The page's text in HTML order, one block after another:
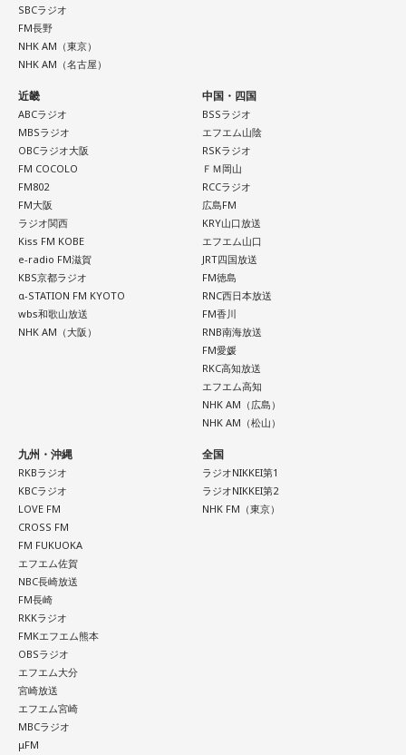
小林：また流行っちゃうからやめてくださいよ（笑）。
寺内：当時の「富くじ」についても聞いていいですか？ 神
社がくじを売って景品をあげていたんですか？
三輪田：いろんな方の安寧を願って、くじを引いてもらっ
て、それに通ずる授与品、縁起物を皆様に喜んでいただく、
といった形で行っていたと聞いております。
寺内：それが宝くじのルーツになったんだ。さらに、強運御
守まであったらそれは人気になるわ。
小林：ここで強運御守を買って、その年の色の何かを身につ
けて、銀座のよく出る場所みたいなとこ行ってね。
寺内：チャンスセンターね（笑）。
小林：他に芝大神宮さんの見どころはありますか？
三輪田：「衣服を増やす千木筥(ちぎばこ)」というものがある
のですが、社殿の屋根のサイドに飛び出している部分を「千
木」というんです。千木筥は当宮ならではのものなのです
が、千木の端材を使っているんです。
※社殿の屋根に造作された千木。
寺内：あの飾りみたいなやつですね。
三輪田：江戸時代、縁起物として江戸の商人が餅器(もちき)に
餅を入れて運ぶ習わしがあったのですが、それが千木筥で、
千を着るという「ちぎ」になぞらえまして「衣服が1000着増
えます」という、女性にとって衣服が増えることは「幸せに
●「 こぶくろさん 」 11時〜
スーパーやコンビニで百花繚乱の個包装、小袋入りのグルメ
をセレクション！
＜8月13日(木)のTOPICS＞
リサーチテーマは「夏のどうでもいい575」
今年の夏について、575にしたためてみませんか？
どうでもいいことでオーケー！
メールはanna@bayfm.co.jp でお待ちしています。
9時台はトレンド独自解説「ミラクルワード」
10時台は旬な食材を紹介する「ヤマサデイリーティップス」
お宅のにゃんこが登場する「11時のにゃんこ」もお楽しみ
miracle!!
BAYFM 午前中のワイドプログラム。月～木朝9時から！
毎日にシゲキとイロドリを！ANNAがキラキラの音楽と
おしゃべりをお届けしています。
毎週月～木曜日9:00～11:59
DJ：ANNA
mail:anna@bayfm.co.jp
X:＠BAYFM_miracle
SBCラジオ
FM長野
NHK AM（東京）
NHK AM（名古屋）
近畿
ABCラジオ
MBSラジオ
OBCラジオ大阪
FM COCOLO
FM802
FM大阪
ラジオ関西
Kiss FM KOBE
e-radio FM滋賀
KBS京都ラジオ
α-STATION FM KYOTO
wbs和歌山放送
NHK AM（大阪）
中国・四国
BSSラジオ
エフエム山陰
RSKラジオ
ＦＭ岡山
RCCラジオ
広島FM
KRY山口放送
エフエム山口
JRT四国放送
FM徳島
RNC西日本放送
FM香川
RNB南海放送
FM愛媛
RKC高知放送
エフエム高知
NHK AM（広島）
NHK AM（松山）
九州・沖縄
RKBラジオ
KBCラジオ
LOVE FM
CROSS FM
FM FUKUOKA
エフエム佐賀
NBC長崎放送
FM長崎
RKKラジオ
FMKエフエム熊本
OBSラジオ
エフエム大分
宮崎放送
エフエム宮崎
MBCラジオ
μFM
全国
ラジオNIKKEI第1
ラジオNIKKEI第2
NHK FM（東京）